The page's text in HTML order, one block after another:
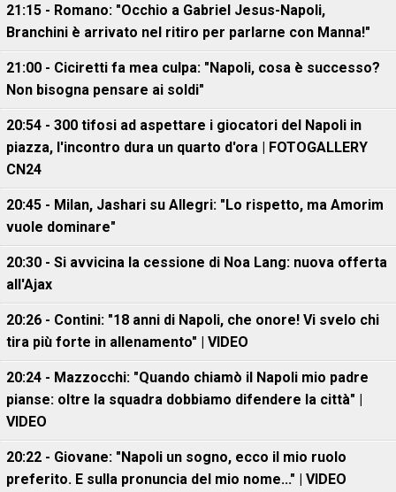
21:15 - Romano: "Occhio a Gabriel Jesus-Napoli,
Branchini è arrivato nel ritiro per parlarne con Manna!"
21:00 - Ciciretti fa mea culpa: "Napoli, cosa è successo?
Non bisogna pensare ai soldi"
20:54 - 300 tifosi ad aspettare i giocatori del Napoli in
piazza, l'incontro dura un quarto d'ora | FOTOGALLERY
CN24
20:45 - Milan, Jashari su Allegri: "Lo rispetto, ma Amorim
vuole dominare"
20:30 - Si avvicina la cessione di Noa Lang: nuova offerta
all'Ajax
20:26 - Contini: "18 anni di Napoli, che onore! Vi svelo chi
tira più forte in allenamento" | VIDEO
20:24 - Mazzocchi: "Quando chiamò il Napoli mio padre
pianse: oltre la squadra dobbiamo difendere la città" |
VIDEO
20:22 - Giovane: "Napoli un sogno, ecco il mio ruolo
preferito. E sulla pronuncia del mio nome..." | VIDEO